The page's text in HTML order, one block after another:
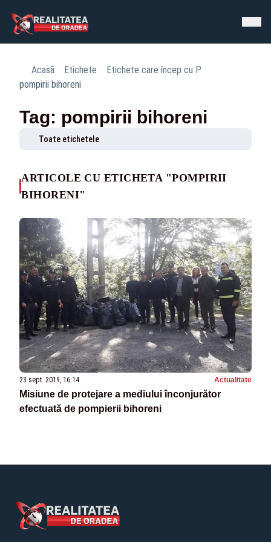
Acasă Etichete
Etichete care încep cu P
pompirii bihoreni
Tag: pompirii bihoreni
Toate etichetele
ARTICOLE CU ETICHETA "POMPIRII
BIHORENI"
23 sept. 2019, 16:14 Actualitate
Misiune de protejare a mediului înconjurător
efectuată de pompierii bihoreni